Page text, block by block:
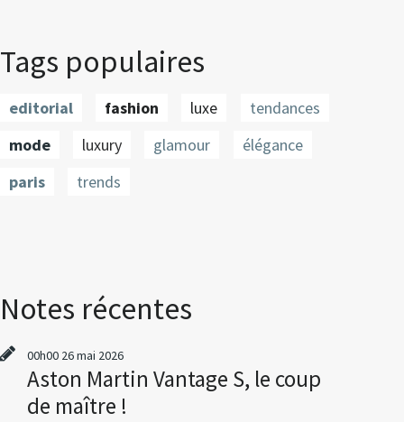
Tags populaires
editorial fashion luxe
tendances
mode
luxury glamour
élégance
paris
trends
Notes récentes
00h00 26mai 2026
Aston Martin Vantage S, le coup
de maître !